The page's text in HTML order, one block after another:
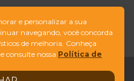
conosco
e personalizar a sua
navegando, você concorda
de melhoria. Conheça
e consulte nossa Política de